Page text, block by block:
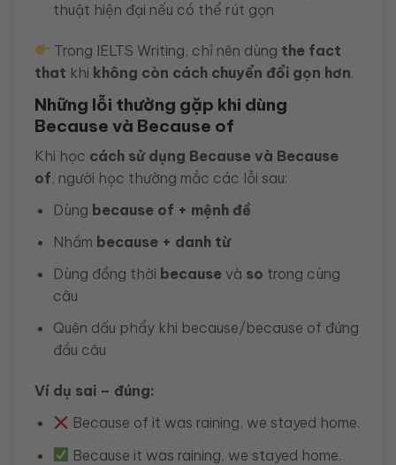
thuật hiện đại nếu có thể rút gọn
Trong IELTS Writing, chỉ nên dùng the fact
that khi không còn cách chuyển đổi gọn hơn.
Những lỗi thường gặp khi dùng
Because và Because of
Khi học cách sử dụng Because và Because
of, người học thường mắc các lỗi sau:
Dùng because of + mệnh đề
Nhầm because + danh từ
Dùng đồng thời becausevà so trong cùng
câu
Quên dấu phẩy khi because/because of đứng
đầu câu
Ví dụ sai – đúng:
Because of it was raining, we stayed home.
Because it was raining, we stayed home.